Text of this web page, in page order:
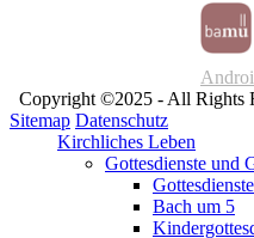
Copyright ©2025 - All Rights
Sitemap Datenschutz
Kirchliches Leben
Gottesdienste und
Bach um 5